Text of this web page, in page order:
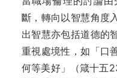
斷，轉向以智慧角度
出智慧亦包括道德的
重視處境性，如「口
何等美好」（箴十五